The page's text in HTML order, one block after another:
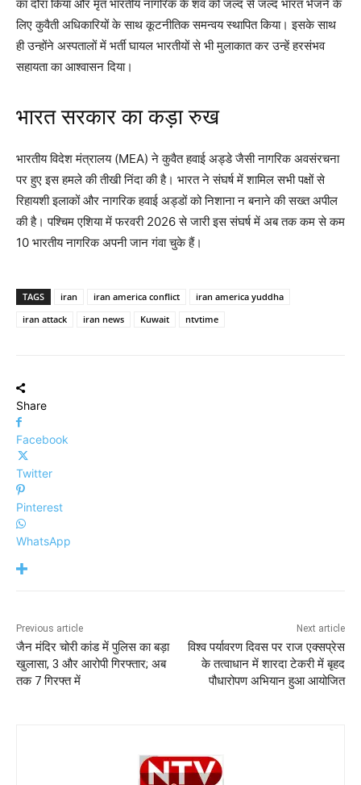
का दौरा किया और मृत भारतीय नागरिक के शव को जल्द से जल्द भारत भेजने के
लिए कुवैती अधिकारियों के साथ कूटनीतिक समन्वय स्थापित किया। इसके साथ
ही उन्होंने अस्पतालों में भर्ती घायल भारतीयों से भी मुलाकात कर उन्हें हरसंभव
सहायता का आश्वासन दिया।
भारत सरकार का कड़ा रुख
भारतीय विदेश मंत्रालय (MEA) ने कुवैत हवाई अड्डे जैसी नागरिक अवसंरचना
पर हुए इस हमले की तीखी निंदा की है। भारत ने संघर्ष में शामिल सभी पक्षों से
रिहायशी इलाकों और नागरिक हवाई अड्डों को निशाना न बनाने की सख्त अपील
की है। पश्चिम एशिया में फरवरी 2026 से जारी इस संघर्ष में अब तक कम से कम
10 भारतीय नागरिक अपनी जान गंवा चुके हैं।
TAGS iran iran america conflict
iran america yuddha
iran attack
iran news Kuwait ntvtime
Share
Facebook
Twitter
Pinterest
WhatsApp
Previous article
जैन मंदिर चोरी कांड में पुलिस का बड़ा
खुलासा, 3 और आरोपी गिरफ्तार; अब
तक 7 गिरफ्त में
Next article
विश्व पर्यावरण दिवस पर राज एक्सप्रेस
के तत्वाधान में शारदा टेकरी में बृहद
पौधारोपण अभियान हुआ आयोजित